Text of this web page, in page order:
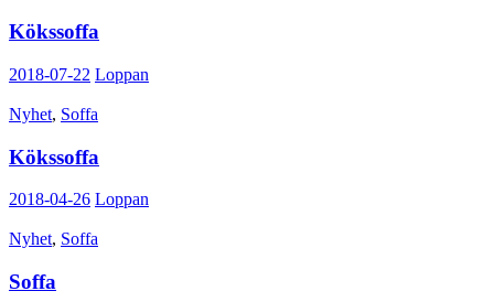
Kökssoffa
2018-07-22 Loppan
Nyhet, Soffa
Kökssoffa
2018-04-26 Loppan
Nyhet, Soffa
Soffa